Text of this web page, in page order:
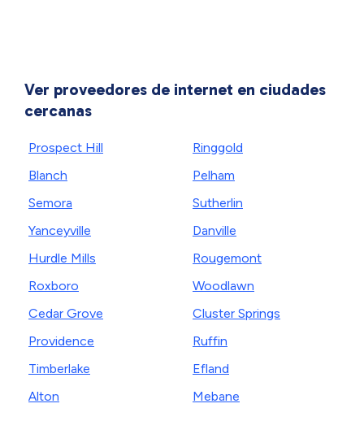
Ver proveedores de internet en ciudades
cercanas
Prospect Hill
Blanch
Semora
Yanceyville
Hurdle Mills
Roxboro
Cedar Grove
Providence
Timberlake
Alton
Ringgold
Pelham
Sutherlin
Danville
Rougemont
Woodlawn
Cluster Springs
Ruffin
Efland
Mebane